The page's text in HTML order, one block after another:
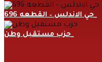
حي الاندلس – القطعه 696
حزب مستقبل وطن